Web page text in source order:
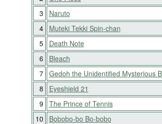
3
Naruto
4
Muteki Tekki Spin-chan
5
Death Note
6
Bleach
7
Gedoh the Unidentified Mysterious
8
Eyeshield 21
9
The Prince of Tennis
10
Bobobo-bo Bo-bobo